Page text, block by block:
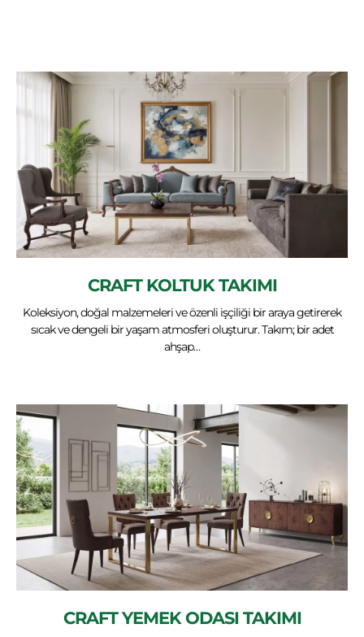
CRAFT KOLTUK TAKIMI
Koleksiyon, doğal malzemeleri ve özenli işçiliği bir araya getirerek
sıcak ve dengeli bir yaşam atmosferi oluşturur. Takım; bir adet
ahşap…
CRAFT YEMEK ODASI TAKIMI